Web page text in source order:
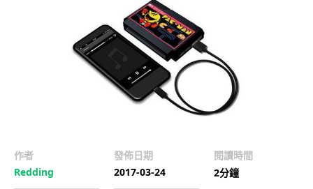
作者
Redding
發佈日期
2017-03-24
閱讀時間
2分鐘